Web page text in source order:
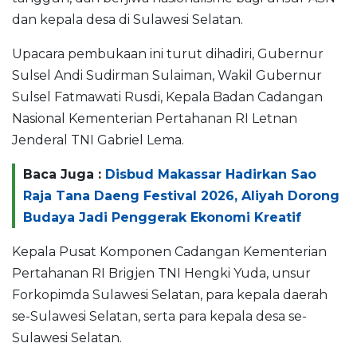
dan kepala desa di Sulawesi Selatan.
Upacara pembukaan ini turut dihadiri, Gubernur
Sulsel Andi Sudirman Sulaiman, Wakil Gubernur
Sulsel Fatmawati Rusdi, Kepala Badan Cadangan
Nasional Kementerian Pertahanan RI Letnan
Jenderal TNI Gabriel Lema.
Baca Juga : Disbud Makassar Hadirkan Sao
Raja Tana Daeng Festival 2026, Aliyah Dorong
Budaya Jadi Penggerak Ekonomi Kreatif
Kepala Pusat Komponen Cadangan Kementerian
Pertahanan RI Brigjen TNI Hengki Yuda, unsur
Forkopimda Sulawesi Selatan, para kepala daerah
se-Sulawesi Selatan, serta para kepala desa se-
Sulawesi Selatan.